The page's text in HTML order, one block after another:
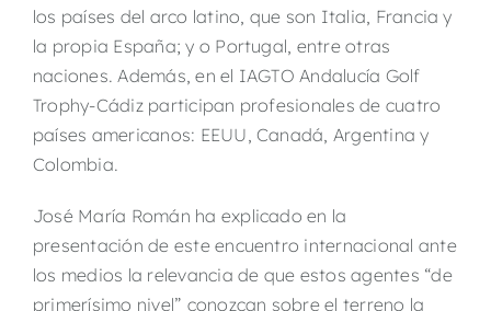
los países del arco latino, que son Italia, Francia y
la propia España; y o Portugal, entre otras
naciones. Además, en el IAGTO Andalucía Golf
Trophy-Cádiz participan profesionales de cuatro
países americanos: EEUU, Canadá, Argentina y
Colombia.
José María Román ha explicado en la
presentación de este encuentro internacional ante
los medios la relevancia de que estos agentes “de
primerísimo nivel” conozcan sobre el terreno la